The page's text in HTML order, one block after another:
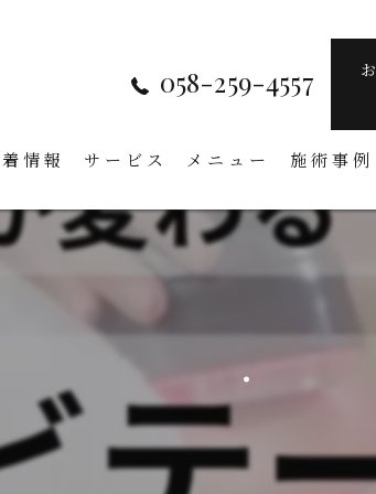
058-259-4557
情報 サービス メニュー 施術事例
.